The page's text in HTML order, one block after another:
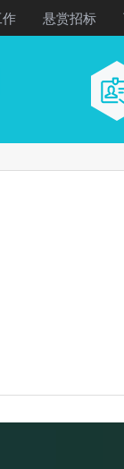
悬赏招标